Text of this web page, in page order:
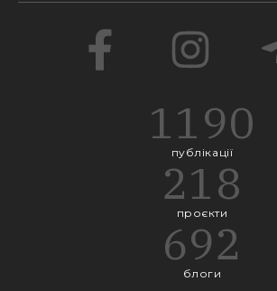
1190
публікації
218
проєкти
692
блоги